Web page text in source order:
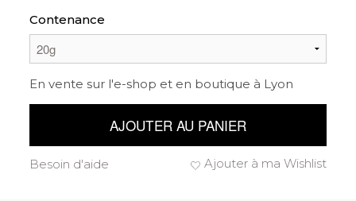
Contenance
En vente sur l'e-shop et en boutique à Lyon
AJOUTER AU PANIER
Ajouter à ma Wishlist
Besoin d'aide